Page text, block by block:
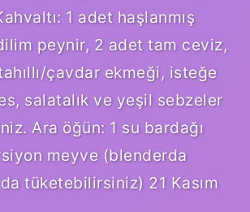
1 adet haşlanmış
peynir, 2 adet tam ceviz,
çavdar ekmeği, isteğe
salatalık ve yeşil sebzeler
Ara öğün: 1 su bardağı
meyve (blenderda
da tüketebilirsiniz) 21 Kasım